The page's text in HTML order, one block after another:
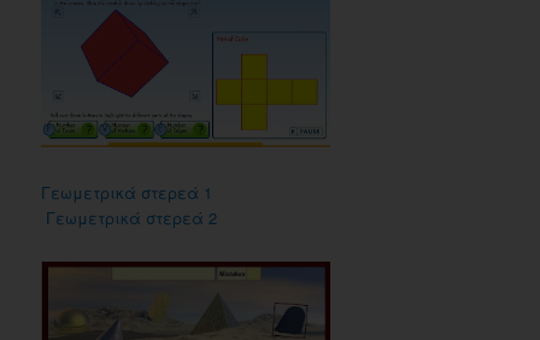
Γεωμετρικά στερεά 1
Γεωμετρικά στερεά 2